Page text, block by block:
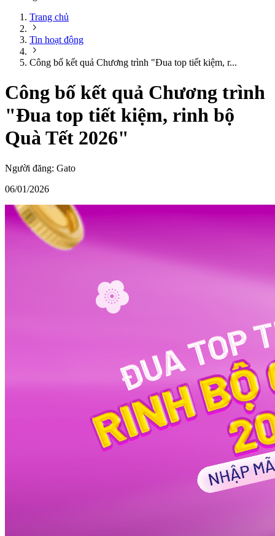
Trang chủ
Tin hoạt động
Công bố kết quả Chương trình "Đua top tiết kiệm, r...
Công bố kết quả Chương trình
"Đua top tiết kiệm, rinh bộ
Quà Tết 2026"
Người đăng: Gato
06/01/2026